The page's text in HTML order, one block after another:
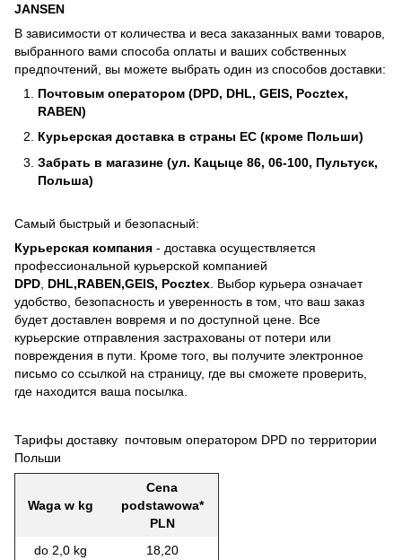
JANSEN
В зависимости от количества и веса заказанных вами товаров,
выбранного вами способа оплаты и ваших собственных
предпочтений, вы можете выбрать один из способов доставки:
Почтовым оператором (DPD, DHL, GEIS, Pocztex,
RABEN)
Курьерская доставка в страны ЕС (кроме Польши)
Забрать в магазине (ул. Кацыце 86, 06-100, Пультуск,
Польша)
Самый быстрый и безопасный:
Курьерская компания - доставка осуществляется
профессиональной курьерской компанией
DPD DHL,RABEN,GEIS, Pocztex . Выбор курьера означает
удобство, безопасность и уверенность в том, что ваш заказ
будет доставлен вовремя и по доступной цене. Все
курьерские отправления застрахованы от потери или
повреждения в пути. Кроме того, вы получите электронное
письмо со ссылкой на страницу, где вы сможете проверить,
где находится ваша посылка.
Тарифы доставку почтовым оператором DPD по территории
Польши
Waga w kg
Cena
podstawowa*
PLN
do 2,0 kg
18,20